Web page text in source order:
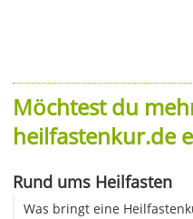
Möchtest du
heilfastenkur.de
Rund ums Heilfasten
Was bringt eine